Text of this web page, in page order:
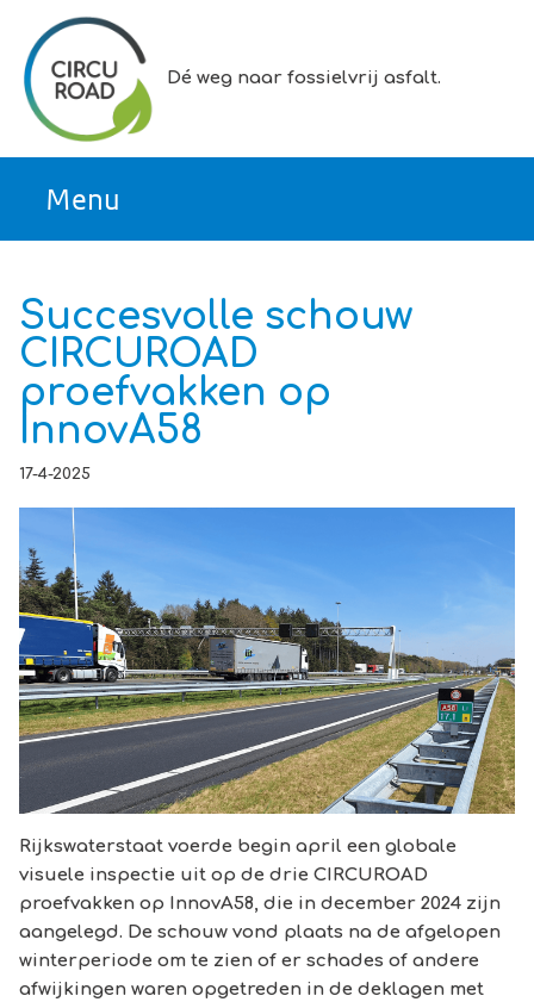
Ga direct naar inhoud
Dé weg naar fossielvrij asfalt.
Succesvolle schouw
CIRCUROAD
proefvakken op
InnovA58
17-4-2025
Rijkswaterstaat voerde begin april een globale
visuele inspectie uit op de drie CIRCUROAD
proefvakken op InnovA58, die in december 2024 zijn
aangelegd. De schouw vond plaats na de afgelopen
winterperiode om te zien of er schades of andere
afwijkingen waren opgetreden in de deklagen met